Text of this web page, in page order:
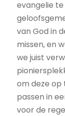
evangelie
van God in
missen, en
we juist
om deze op
passen in
voor de